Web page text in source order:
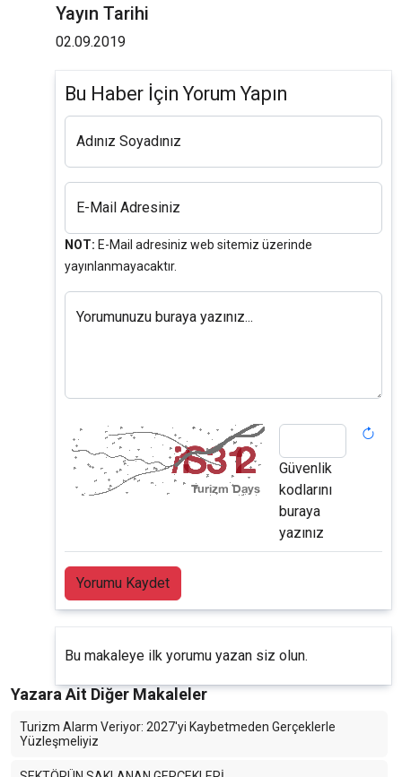
Yayın Tarihi
02.09.2019
Bu Haber İçin Yorum Yapın
Adınız Soyadınız
E-Mail Adresiniz
NOT: E-Mail adresiniz web sitemiz üzerinde
yayınlanmayacaktır.
Yorumunuzu buraya yazınız...
Güvenlik
kodlarını
buraya
yazınız
Yorumu Kaydet
Bu makaleye ilk yorumu yazan siz olun.
Yazara Ait Diğer Makaleler
Turizm Alarm Veriyor: 2027'yi Kaybetmeden Gerçeklerle
Yüzleşmeliyiz